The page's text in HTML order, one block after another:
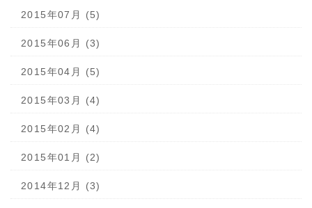
2015年07月 (5)
2015年06月 (3)
2015年04月 (5)
2015年03月 (4)
2015年02月 (4)
2015年01月 (2)
2014年12月 (3)